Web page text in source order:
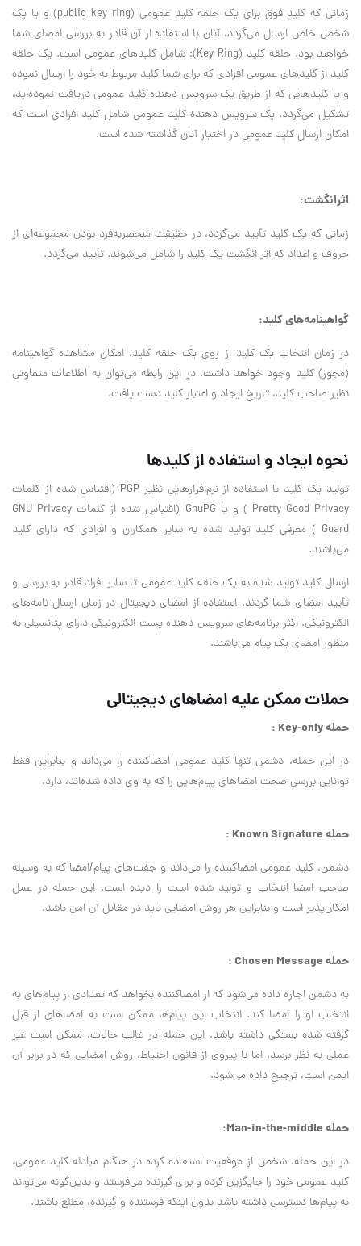
زمانی که کلید فوق برای یک حلقه کلید عمومی (public key ring) و یا یک
شخص خاص ارسال می‌گردد، آنان با استفاده از آن قادر به بررسی امضای شما
خواهند بود. حلقه کلید (Key Ring): شامل کلیدهای عمومی است. یک حلقه
کلید از کلیدهای عمومی افرادی که برای شما کلید مربوط به خود را ارسال نموده
و یا کلیدهایی که از طریق یک سرویس دهنده کلید عمومی دریافت نموده‌اید،
تشکیل می‌گردد. یک سرویس دهنده کلید عمومی شامل کلید افرادی است که
امکان ارسال کلید عمومی در اختیار آنان گذاشته شده است.
اثرانگشت:
زمانی که یک کلید تأیید می‌گردد، در حقیقت منحصربه‌فرد بودن مجموعه‌ای از
حروف و اعداد که اثر انگشت یک کلید را شامل می‌شوند. تأیید می‌گردد.
گواهینامه‌های کلید:
در زمان انتخاب یک کلید از روی یک حلقه کلید، امکان مشاهده گواهینامه
(مجوز) کلید وجود خواهد داشت. در این رابطه می‌توان به اطلاعات متفاوتی
نظیر صاحب کلید، تاریخ ایجاد و اعتبار کلید دست یافت.
نحوه ایجاد و استفاده از کلیدها
تولید یک کلید با استفاده از نرم‌افزارهایی نظیر PGP (اقتباس شده از کلمات
Pretty Good Privacy ) و یا GnuPG (اقتباس شده از کلمات GNU Privacy
Guard ) معرفی کلید تولید شده به سایر همکاران و افرادی که دارای کلید
می‌باشند.
ارسال کلید تولید شده به یک حلقه کلید عمومی تا سایر افراد قادر به بررسی و
تأیید امضای شما گردند. استفاده از امضای دیجیتال در زمان ارسال نامه‌های
الکترونیکی. اکثر برنامه‌های سرویس دهنده پست الکترونیکی دارای پتانسیلی به
منظور امضای یک پیام می‌باشند.
حملات ممکن علیه امضاهای دیجیتالی
حمله Key-only :
در این حمله، دشمن تنها کلید عمومی امضا‌کننده را می‌داند و بنابراین فقط
توانایی بررسی صحت امضاهای پیام‌هایی را که به وی داده شده‌اند، دارد.
حمله Known Signature :
دشمن، کلید عمومی امضاکننده را می‌داند و جفت‌های پیام/امضا که به وسیله
صاحب امضا انتخاب و تولید شده ‌است را دیده است. این حمله در عمل
امکان‌پذیر است و بنابراین هر روش امضایی باید در مقابل آن امن باشد.
حمله Chosen Message :
به دشمن اجازه داده می‌شود که از امضا‌کننده بخواهد که تعدادی از پیام‌های به
انتخاب او را امضا کند. انتخاب این پیام‌ها ممکن است به امضاهای از قبل
گرفته ‌شده بستگی داشته باشد. این حمله در غالب حالات، ممکن است غیر
عملی به نظر برسد، اما با پیروی از قانون احتیاط، روش امضایی که در برابر آن
ایمن است، ترجیح داده می‌شود.
حمله Man-in-the-middle:
در این حمله، شخص از موقعیت استفاده کرده در هنگام مبادله کلید عمومی،
کلید عمومی خود را جایگزین کرده و برای گیرنده می‌فرستد و بدین‌گونه می‌تواند
به پیام‌ها دسترسی داشته باشد بدون اینکه فرستنده و گیرنده، مطلع باشند.